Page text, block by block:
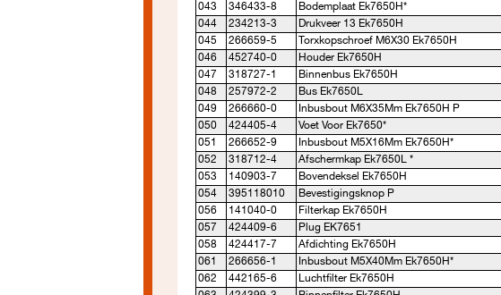
043
346433-8
Bodemplaat Ek7650H*
044
234213-3
Drukveer 13 Ek7650H
045
266659-5
Torxkopschroef M6X30 Ek7650H
046
452740-0
Houder Ek7650H
047
318727-1
Binnenbus Ek7650H
048
257972-2
Bus Ek7650L
049
266660-0
Inbusbout M6X35Mm Ek7650H P
050
424405-4
Voet Voor Ek7650*
051
266652-9
Inbusbout M5X16Mm Ek7650H*
052
318712-4
Afschermkap Ek7650L *
053
140903-7
Bovendeksel Ek7650H
054
395118010
Bevestigingsknop P
056
141040-0
Filterkap Ek7650H
057
424409-6
Plug EK7651
058
424417-7
Afdichting Ek7650H
061
266656-1
Inbusbout M5X40Mm Ek7650H*
062
442165-6
Luchtfilter Ek7650H